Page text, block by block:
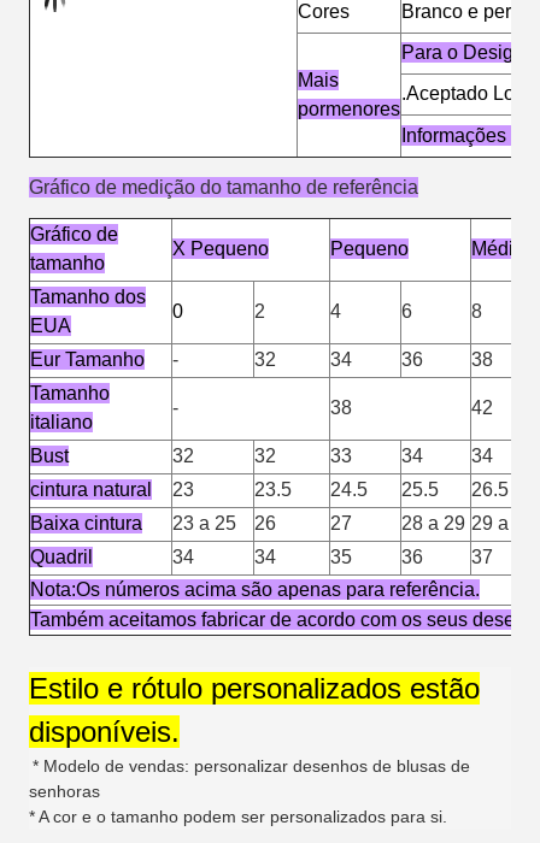
Cores
Branco e
Mais
pormenores
Para o Design
.Aceptado
Informações
Gráfico de medição do tamanho de referência
Gráfico de
tamanho
X Pequeno Pequeno Médio
Tamanho dos
EUA
0 2 4 6 8
Eur Tamanho - 32 34 36
38
Tamanho
italiano
- 38 42
Bust 32 32 33 34
34
cintura natural
23 23.5 24.5 25.5
26.5
Baixa cintura
23 a 25 26 27 28 a 29 29 a 30
Quadril
34 34 35 36
37
Nota:Os números acima são apenas para referência.
Também aceitamos fabricar de acordo com os seus
Estilo e rótulo personalizados estão
disponíveis.
* Modelo de vendas: personalizar desenhos de blusas de
senhoras
* A cor e o tamanho podem ser personalizados para si.